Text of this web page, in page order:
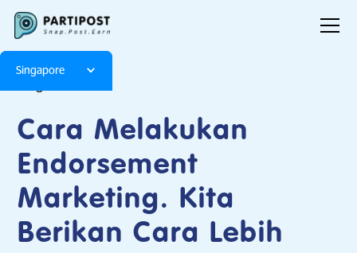
Singapore
Cara Melakukan
Endorsement
Marketing. Kita
Berikan Cara Lebih